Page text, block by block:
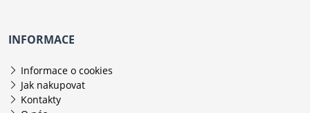
INFORMACE
Informace o cookies
Jak nakupovat
Kontakty